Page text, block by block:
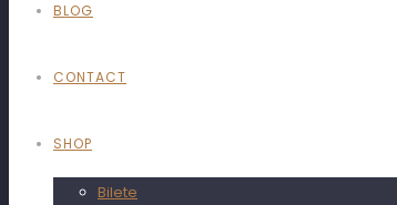
BLOG
CONTACT
SHOP
Bilete